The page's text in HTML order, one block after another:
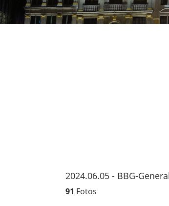
2024.06.05 - BBG-
91 Fotos